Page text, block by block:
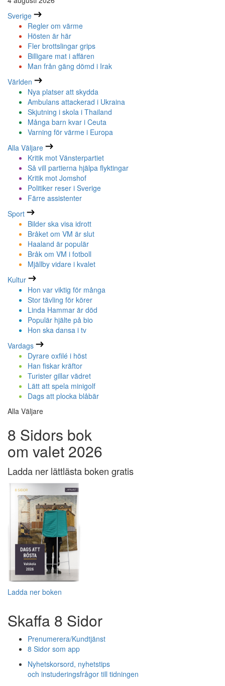
Sverige
Regler om värme
Hösten är här
Fler brottslingar grips
Billigare mat i affären
Man från gäng dömd i Irak
Världen
Nya platser att skydda
Ambulans attackerad i Ukraina
Skjutning i skola i Thailand
Många barn kvar i Ceuta
Varning för värme i Europa
Alla Väljare
Kritik mot Vänsterpartiet
Så vill partierna hjälpa flyktingar
Kritik mot Jomshof
Politiker reser i Sverige
Färre assistenter
Sport
Bilder ska visa idrott
Bråket om VM är slut
Haaland är populär
Bråk om VM i fotboll
Mjällby vidare i kvalet
Kultur
Hon var viktig för många
Stor tävling för körer
Linda Hammar är död
Populär hjälte på bio
Hon ska dansa i tv
Vardags
Dyrare oxfilé i höst
Han fiskar kräftor
Turister gillar vädret
Lätt att spela minigolf
Dags att plocka blåbär
Alla Väljare
8 Sidors bok
om valet 2026
Ladda ner lättlästa boken gratis
Ladda ner boken
Skaffa 8 Sidor
Prenumerera/Kundtjänst
8 Sidor som app
Nyhetskorsord, nyhetstips
och instuderingsfrågor till tidningen